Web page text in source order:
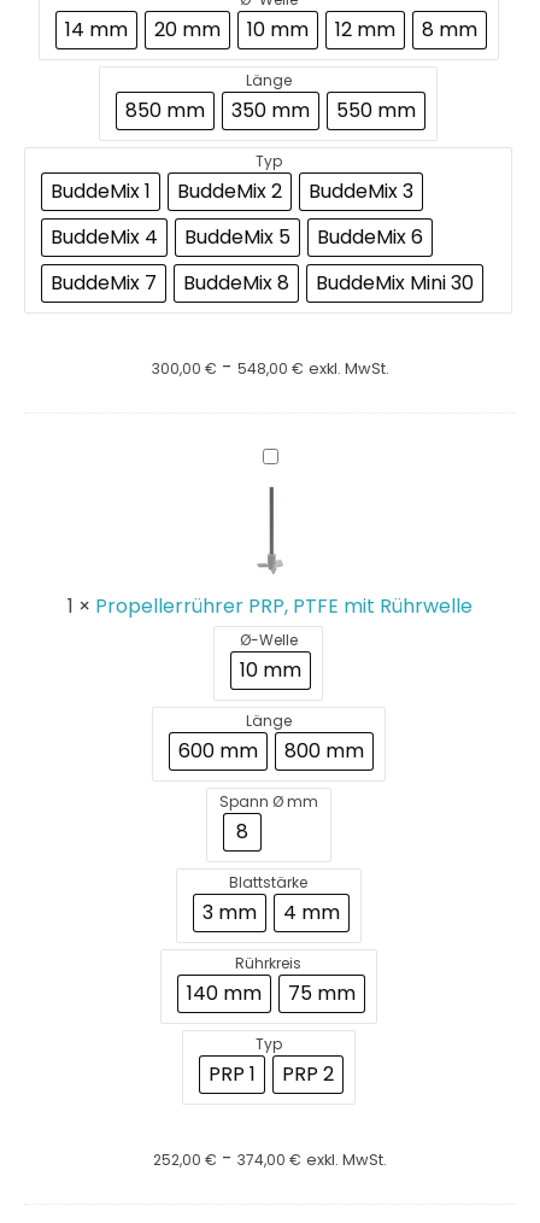
14 mm 20 mm 10 mm 12 mm 8 mm
Länge
850 mm 350 mm 550 mm
Typ
BuddeMix 1 BuddeMix 2
BuddeMix 3
BuddeMix 4
BuddeMix 5
BuddeMix 6
BuddeMix 7
BuddeMix 8 BuddeMix Mini 30
300,00 € - 548,00 € exkl. MwSt.
Propellerrührer
PRP,
Rührwelle
1 × Propellerrührer PRP, PTFE mit Rührwelle
Ø-Welle
10 mm
Länge
600 mm 800 mm
Spann Ø mm
8
Blattstärke
3 mm 4 mm
Rührkreis
140 mm 75 mm
Typ
PRP 1 PRP 2
252,00 € - 374,00 € exkl. MwSt.